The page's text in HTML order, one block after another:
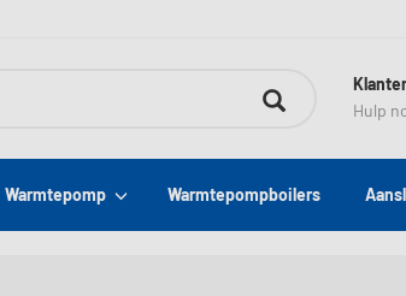
Hulp
Warmtepomp Warmtepompboilers